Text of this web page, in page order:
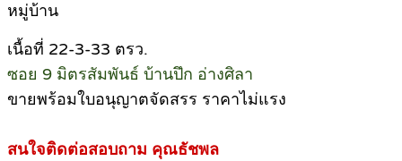
หมู่บ้าน
เนื้อที่ 22-3-33 ตรว.
ซอย 9 มิตรสัมพันธ์ บ้านปึก อ่างศิลา
ขายพร้อมใบอนุญาตจัดสรร ราคาไม่แรง
สนใจติดต่อสอบถาม คุณธัชพล